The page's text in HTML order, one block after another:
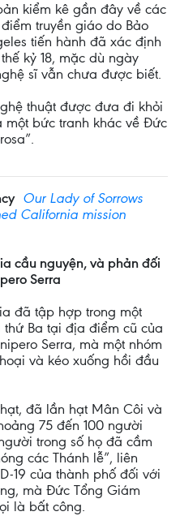
kiểm kê gần đây về các
truyền giáo do Bảo
tiến hành đã xác định
kỷ 18, mặc dù ngày
sĩ vẫn chưa được biết.
thuật được đưa đi khỏi
một bức tranh khác về Đức
Our Lady of Sorrows
California mission
cầu nguyện, và phản đối
Serra
đã tập hợp trong một
Ba tại địa điểm cũ của
Serra, mà một nhóm
và kéo xuống hồi đầu
đã lần hạt Mân Côi và
75 đến 100 người
trong số họ đã cầm
các Thánh lễ”, liên
19 của thành phố đối với
mà Đức Tổng Giám
là bất công.